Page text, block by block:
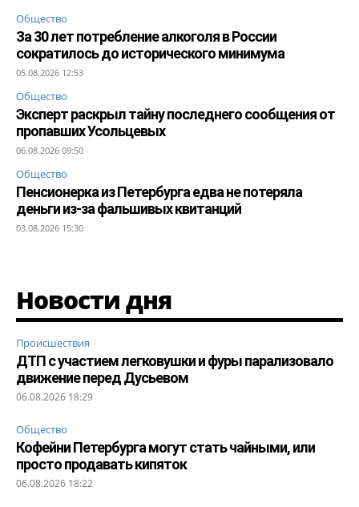
Общество
За 30 лет потребление алкоголя в России
сократилось до исторического минимума
05.08.2026 12:53
Общество
Эксперт раскрыл тайну последнего сообщения от
пропавших Усольцевых
06.08.2026 09:50
Общество
Пенсионерка из Петербурга едва не потеряла
деньги из-за фальшивых квитанций
03.08.2026 15:30
Новости дня
Происшествия
ДТП с участием легковушки и фуры парализовало
движение перед Дусьевом
06.08.2026 18:29
Общество
Кофейни Петербурга могут стать чайными, или
просто продавать кипяток
06.08.2026 18:22